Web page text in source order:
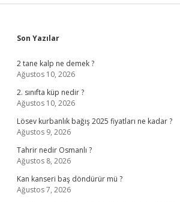
Sidebar
Son Yazılar
2 tane kalp ne demek ?
Ağustos 10, 2026
2. sınıfta küp nedir ?
Ağustos 10, 2026
Lösev kurbanlık bağış 2025 fiyatları ne kadar ?
Ağustos 9, 2026
Tahrir nedir Osmanlı ?
Ağustos 8, 2026
Kan kanseri baş döndürür mü ?
Ağustos 7, 2026